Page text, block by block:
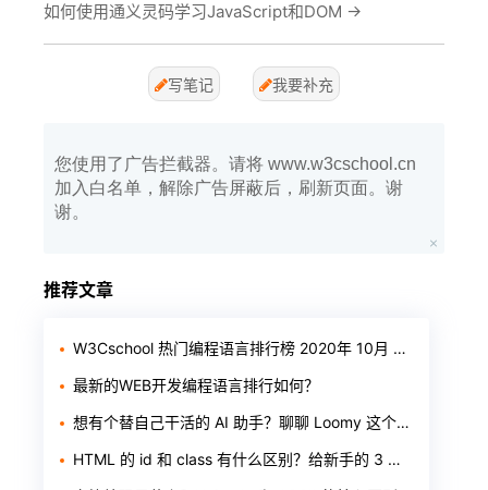
如何使用通义灵码学习JavaScript和DOM →
写笔记 我要补充
您使用了广告拦截器。请将 www.w3cschool.cn
加入白名单，解除广告屏蔽后，刷新页面。谢
谢。
推荐文章
W3Cschool 热门编程语言排行榜 2020年 10月 TOP10
最新的WEB开发编程语言排行如何？
想有个替自己干活的 AI 助手？聊聊 Loomy 这个「AI 工作搭子」
HTML 的 id 和 class 有什么区别？给新手的 3 个判断标准